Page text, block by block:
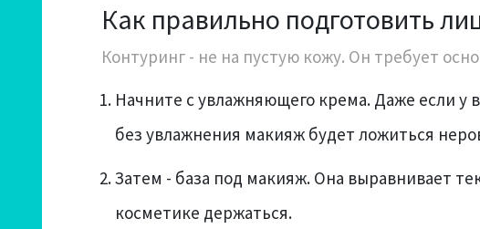
Как правильно подготовить
Контуринг - не на пустую кожу. Он требует
Начните с увлажняющего крема. Даже если у
без увлажнения макияж будет ложиться
Затем - база под макияж. Она выравнивает
косметике держаться.